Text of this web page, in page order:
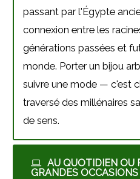
passant par l'Égypte
connexion entre les
générations passées et
monde. Porter un bijou
suivre une mode — c'est
traversé des millénaires
de sens.
AU QUOTIDIEN OU
GRANDES OCCASIONS